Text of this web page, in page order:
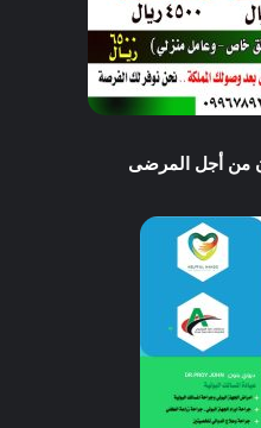
من أجل المرضى